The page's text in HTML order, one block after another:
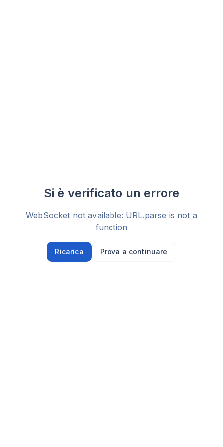
Si è verificato un errore
WebSocket not available: URL.parse is not a
function
Ricarica Prova a continuare